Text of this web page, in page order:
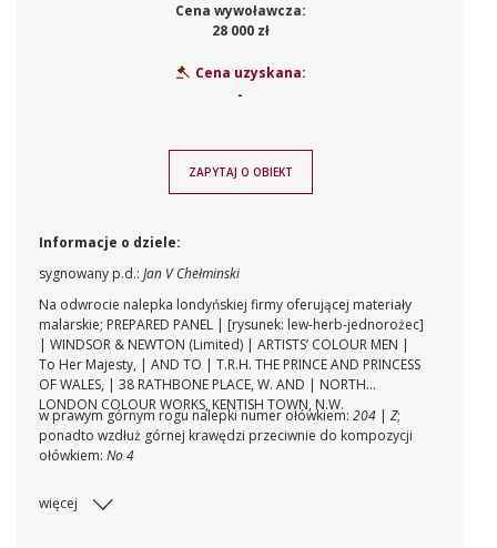
Cena wywoławcza:
28 000 zł
Cena uzyskana:
-
ZAPYTAJ O OBIEKT
Informacje o dziele:
sygnowany p.d.: Jan V Chełminski
Na odwrocie nalepka londyńskiej firmy oferującej materiały
malarskie; PREPARED PANEL | [rysunek: lew-herb-jednorożec]
| WINDSOR & NEWTON (Limited) | ARTISTS’ COLOUR MEN |
To Her Majesty, | AND TO | T.R.H. THE PRINCE AND PRINCESS
OF WALES, | 38 RATHBONE PLACE, W. AND | NORTH
LONDON COLOUR WORKS, KENTISH TOWN, N.W.
w prawym górnym rogu nalepki numer ołówkiem: 204 | Z;
ponadto wzdłuż górnej krawędzi przeciwnie do kompozycji
ołówkiem: No 4
więcej